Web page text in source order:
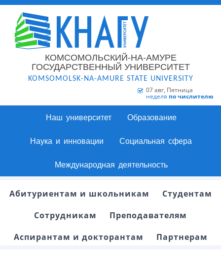
КОМСОМОЛЬСКИЙ-НА-АМУРЕ
ГОСУДАРСТВЕННЫЙ УНИВЕРСИТЕТ
KOMSOMOLSK-NA-AMURE STATE UNIVERSITY
07 авг, Пятница
неделя по числителю
Наш университет Образование
Наука и инновации Социальная сфера
Международная деятельность
Абитуриентам и школьникам
Студентам
Сотрудникам
Преподавателям
Аспирантам и докторантам
Партнерам